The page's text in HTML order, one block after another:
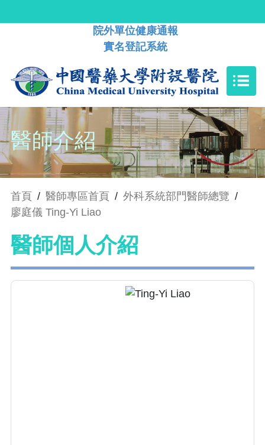
院外單位健康通報
實名登記系統
醫師介紹
首頁 / 醫師專區首頁 / 外科系統部門醫師總覽 /
廖庭儀 Ting-Yi Liao
醫師個人介紹